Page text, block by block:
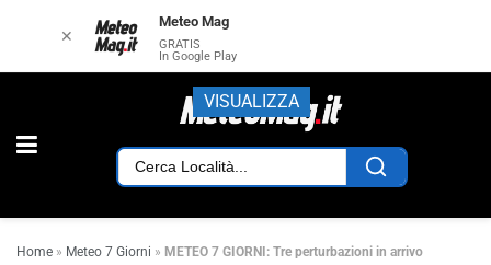
Home » Meteo 7 Giorni » METEO 7 GIORNI: Tre perturbazioni in arrivo
✕
Meteo Mag
GRATIS
In Google Play
VISUALIZZA